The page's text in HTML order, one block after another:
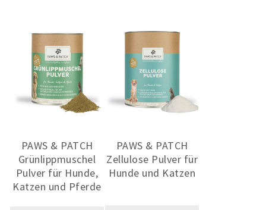
PAWS & PATCH
Grünlippmuschel
Pulver für Hunde,
Katzen und Pferde
PAWS & PATCH
Zellulose Pulver für
Hunde und Katzen